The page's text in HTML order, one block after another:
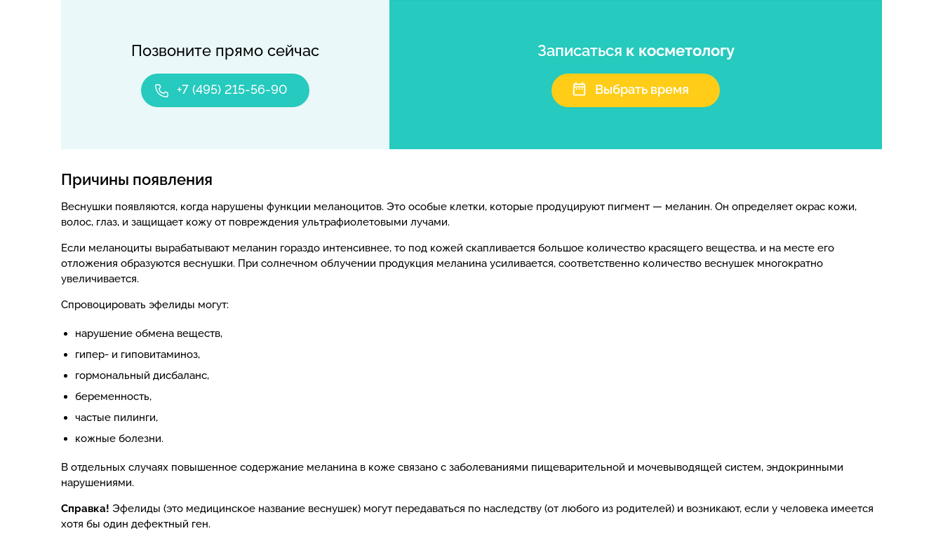
Позвоните прямо сейчас
+7 (495) 215-56-90
Записаться к косметологу
Выбрать время
Причины появления
Веснушки появляются, когда нарушены функции меланоцитов. Это особые клетки, которые продуцируют пигмент — меланин. Он определяет окрас кожи,
волос, глаз, и защищает кожу от повреждения ультрафиолетовыми лучами.
Если меланоциты вырабатывают меланин гораздо интенсивнее, то под кожей скапливается большое количество красящего вещества, и на месте его
отложения образуются веснушки. При солнечном облучении продукция меланина усиливается, соответственно количество веснушек многократно
увеличивается.
Спровоцировать эфелиды могут:
нарушение обмена веществ,
гипер- и гиповитаминоз,
гормональный дисбаланс,
беременность,
частые пилинги,
кожные болезни.
В отдельных случаях повышенное содержание меланина в коже связано с заболеваниями пищеварительной и мочевыводящей систем, эндокринными
нарушениями.
Справка! Эфелиды (это медицинское название веснушек) могут передаваться по наследству (от любого из родителей) и возникают, если у человека имеется
хотя бы один дефектный ген.